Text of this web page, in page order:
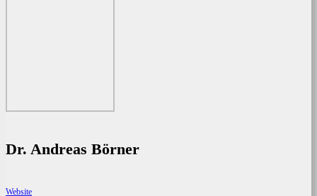
Dr. Andreas Börner
Website